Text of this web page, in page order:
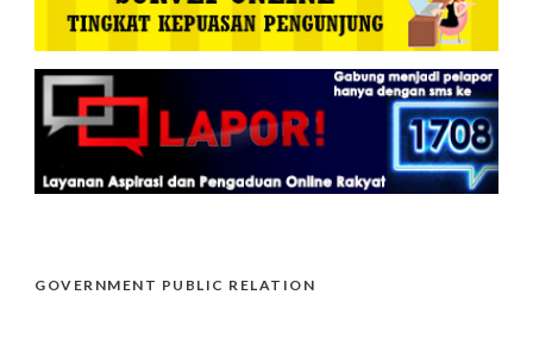
GOVERNMENT PUBLIC RELATION